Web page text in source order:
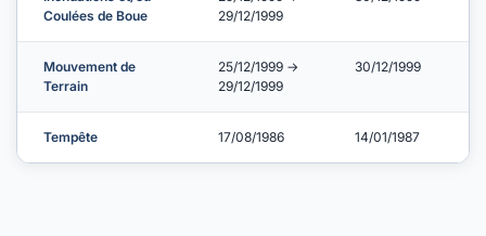
Coulées de Boue
29/12/1999
Mouvement de
Terrain
25/12/1999 →
29/12/1999
30/12/1999
Tempête 17/08/1986 14/01/1987